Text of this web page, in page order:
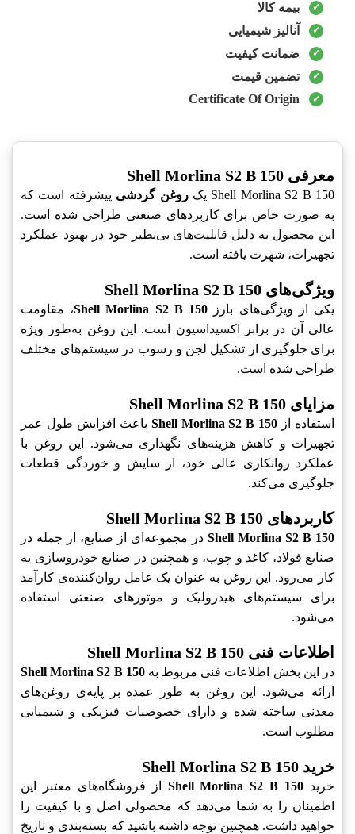
بیمه کالا
آنالیز شیمیایی
ضمانت کیفیت
تضمین قیمت
Certificate Of Origin
معرفی Shell Morlina S2 B 150
Shell Morlina S2 B 150 یک روغن گردشی پیشرفته است که
به صورت خاص برای کاربردهای صنعتی طراحی شده است.
این محصول به دلیل قابلیت‌های بی‌نظیر خود در بهبود عملکرد
تجهیزات، شهرت یافته است.
ویژگی‌های Shell Morlina S2 B 150
یکی از ویژگی‌های بارز Shell Morlina S2 B 150، مقاومت
عالی آن در برابر اکسیداسیون است. این روغن به‌طور ویژه
برای جلوگیری از تشکیل لجن و رسوب در سیستم‌های مختلف
طراحی شده است.
مزایای Shell Morlina S2 B 150
استفاده از Shell Morlina S2 B 150 باعث افزایش طول عمر
تجهیزات و کاهش هزینه‌های نگهداری می‌شود. این روغن با
عملکرد روانکاری عالی خود، از سایش و خوردگی قطعات
جلوگیری می‌کند.
کاربردهای Shell Morlina S2 B 150
Shell Morlina S2 B 150 در مجموعه‌ای از صنایع، از جمله در
صنایع فولاد، کاغذ و چوب، و همچنین در صنایع خودروسازی به
کار می‌رود. این روغن به عنوان یک عامل روان‌کننده‌ی کارآمد
برای سیستم‌های هیدرولیک و موتورهای صنعتی استفاده
می‌شود.
اطلاعات فنی Shell Morlina S2 B 150
در این بخش اطلاعات فنی مربوط بهShell Morlina S2 B 150
ارائه می‌شود. این روغن به طور عمده بر پایه‌ی روغن‌های
معدنی ساخته شده و دارای خصوصیات فیزیکی و شیمیایی
مطلوب است.
خرید Shell Morlina S2 B 150
خرید Shell Morlina S2 B 150 از فروشگاه‌های معتبر این
اطمینان را به شما می‌دهد که محصولی اصل و با کیفیت را
خواهید داشت. همچنین توجه داشته باشید که بسته‌بندی و تاریخ